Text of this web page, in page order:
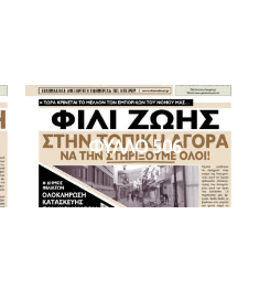
ΦΥΛΛΟ 506